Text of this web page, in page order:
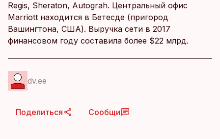
Regis, Sheraton, Autograh. Центральный офис
Marriott находится в Бетесде (пригород
Вашингтона, США). Выручка сети в 2017
финансовом году составила более $22 млрд.
dv.ee
Поделиться Сообщи